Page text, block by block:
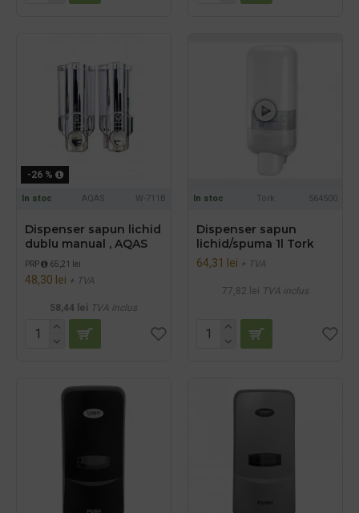
-26 %
In stoc AQAS W-711B
Dispenser sapun lichid
dublu manual , AQAS
PRP 65,21 lei
48,30 lei + TVA
58,44 lei TVA inclus
In stoc Tork 564500
Dispenser sapun
lichid/spuma 1l Tork
64,31 lei + TVA
77,82 lei TVA inclus